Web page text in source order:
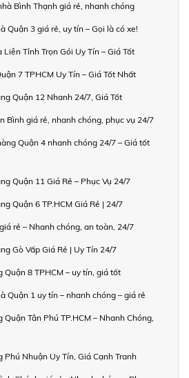
Bình Thạnh giá rẻ, nhanh chóng
Quận 3 giá rẻ, uy tín – Gọi là có xe!
Tỉnh Trọn Gói Uy Tín – Giá Tốt
7 TPHCM Uy Tín – Giá Tốt Nhất
Quận 12 Nhanh 24/7, Giá Tốt
Bình giá rẻ, nhanh chóng, phục vụ 24/7
Quận 4 nhanh chóng 24/7 – Giá tốt
Quận 11 Giá Rẻ – Phục Vụ 24/7
Quận 6 TP.HCM Giá Rẻ | 24/7
rẻ – Nhanh chóng, an toàn, 24/7
Gò Vấp Giá Rẻ | Uy Tín 24/7
Quận 8 TPHCM – uy tín, giá tốt
Quận 1 uy tín – nhanh chóng – giá rẻ
Quận Tân Phú TP.HCM – Nhanh Chóng,
Phú Nhuận Uy Tín, Giá Cạnh Tranh